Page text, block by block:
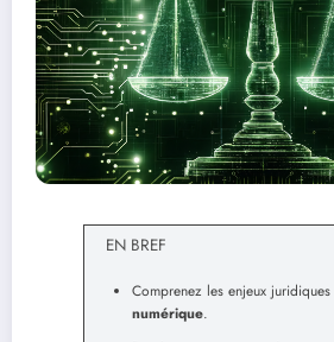
EN BREF
Comprenez les enjeux
numérique.